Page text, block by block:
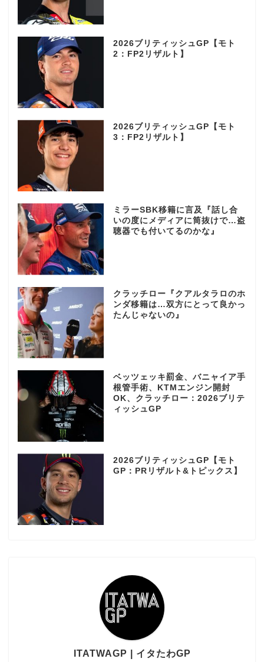
2026ブリティッシュGP【モト
2：FP2リザルト】
2026ブリティッシュGP【モト
3：FP2リザルト】
ミラーSBK移籍に言及『話し合
いの度にメディアに筒抜けで…盗
聴器でも付いてるのかな』
クラッチロー『クアルタラロのホ
ンダ移籍は…双方にとって良かっ
たんじゃないの』
ベッツェッキ罰金、バニャイア手
根管手術、KTMエンジン開封
OK、クラッチロー：2026ブリテ
ィッシュGP
2026ブリティッシュGP【モト
GP：PRリザルト&トピックス】
ITATWAGP | イタたわGP